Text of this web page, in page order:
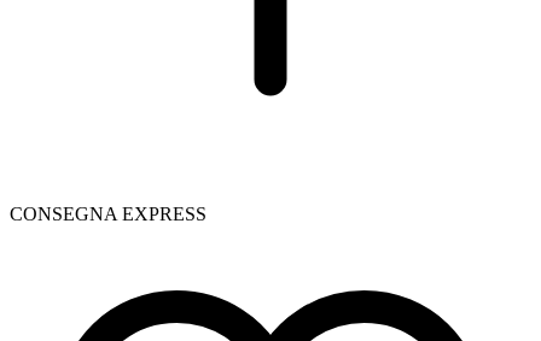
CONSEGNA EXPRESS